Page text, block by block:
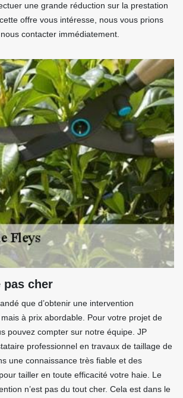
une grande réduction sur la prestation
offre vous intéresse, nous vous prions
contacter immédiatement.
pas cher
que d’obtenir une intervention
à prix abordable. Pour votre projet de
pouvez compter sur notre équipe. JP
professionnel en travaux de taillage de
une connaissance très fiable et des
tailler en toute efficacité votre haie. Le
n’est pas du tout cher. Cela est dans le